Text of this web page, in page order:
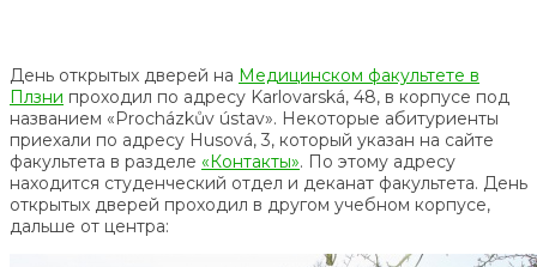
День открытых дверей на Медицинском факультете в
Плзни проходил по адресу Karlovarská, 48, в корпусе под
названием «Procházkův ústav». Некоторые абитуриенты
приехали по адресу Husová, 3, который указан на сайте
факультета в разделе «Контакты». По этому адресу
находится студенческий отдел и деканат факультета. День
открытых дверей проходил в другом учебном корпусе,
дальше от центра: